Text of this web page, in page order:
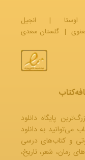
اوستا |
انجیل
| گلستان سعدی
پایگاه دانلود
می‌توانید به دانلود
و کتاب‌های درسی
رمان، شعر، تاریخ،